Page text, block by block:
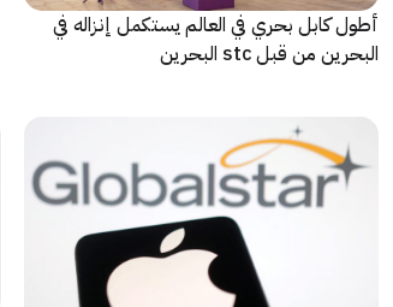
أطول كابل بحري في العالم يستكمل إنزاله في
البحرين من قبل stc البحرين